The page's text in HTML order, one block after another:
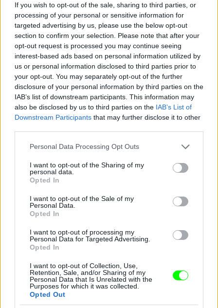
If you wish to opt-out of the sale, sharing to third parties, or
processing of your personal or sensitive information for
targeted advertising by us, please use the below opt-out
section to confirm your selection. Please note that after your
opt-out request is processed you may continue seeing
interest-based ads based on personal information utilized by
us or personal information disclosed to third parties prior to
your opt-out. You may separately opt-out of the further
disclosure of your personal information by third parties on the
IAB’s list of downstream participants. This information may
also be disclosed by us to third parties on the IAB’s List of
Downstream Participants that may further disclose it to other
Please note that this website/app uses one or more Google
not limited to your visit or usage behaviour. You may click to
grant or deny consent to Google and its third-party tags to
use your data for below specified purposes in below Google
consent section.
Personal Data Processing Opt Outs
I want to opt-out of the Sharing of my
personal data.
Opted In
I want to opt-out of the Sale of my
Personal Data.
Opted In
I want to opt-out of processing my
Personal Data for Targeted Advertising.
Opted In
I want to opt-out of Collection, Use,
Retention, Sale, and/or Sharing of my
Personal Data that Is Unrelated with the
Purposes for which it was collected.
Opted Out
Fotó: Szécsi István / Velvet #14
Jön még kép!